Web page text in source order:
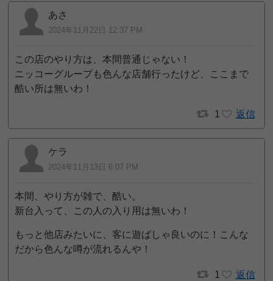
あさ
2024年11月22日 12:37 PM
この店のやり方は、本間普通じゃない！
ニッコーグループも色んな店舗行ったけど、ここまで
酷い所は無いわ！
1 返信
ケラ
2024年11月13日 6:07 PM
本間、やり方が雑で、酷い。
新台入って、この人の入り用は無いわ！
もっと他店みたいに、客に遊ばしゃ良いのに！こんな
だから色んな噂が流れるんや！
1 返信